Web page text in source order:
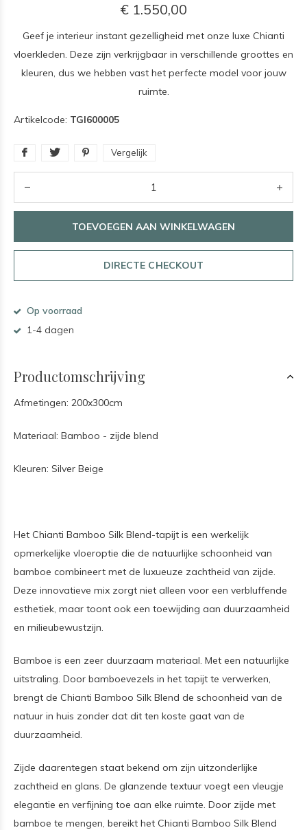
€ 1.550,00
Geef je interieur instant gezelligheid met onze luxe Chianti
vloerkleden. Deze zijn verkrijgbaar in verschillende groottes en
kleuren, dus we hebben vast het perfecte model voor jouw
ruimte.
Artikelcode: TGI600005
Vergelijk
TOEVOEGEN AAN WINKELWAGEN
DIRECTE CHECKOUT
Op voorraad
1-4 dagen
Productomschrijving
Afmetingen: 200x300cm
Materiaal: Bamboo - zijde blend
Kleuren: Silver Beige
Het Chianti Bamboo Silk Blend-tapijt is een werkelijk
opmerkelijke vloeroptie die de natuurlijke schoonheid van
bamboe combineert met de luxueuze zachtheid van zijde.
Deze innovatieve mix zorgt niet alleen voor een verbluffende
esthetiek, maar toont ook een toewijding aan duurzaamheid
en milieubewustzijn.
Bamboe is een zeer duurzaam materiaal. Met een natuurlijke
uitstraling. Door bamboevezels in het tapijt te verwerken,
brengt de Chianti Bamboo Silk Blend de schoonheid van de
natuur in huis zonder dat dit ten koste gaat van de
duurzaamheid.
Zijde daarentegen staat bekend om zijn uitzonderlijke
zachtheid en glans. De glanzende textuur voegt een vleugje
elegantie en verfijning toe aan elke ruimte. Door zijde met
bamboe te mengen, bereikt het Chianti Bamboo Silk Blend